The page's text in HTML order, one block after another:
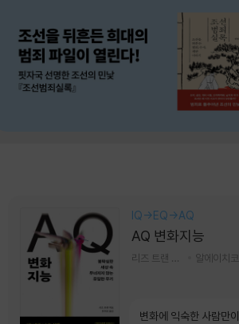
IQ→EQ→AQ
AQ 변화지능
변화에 익숙한 사람만이